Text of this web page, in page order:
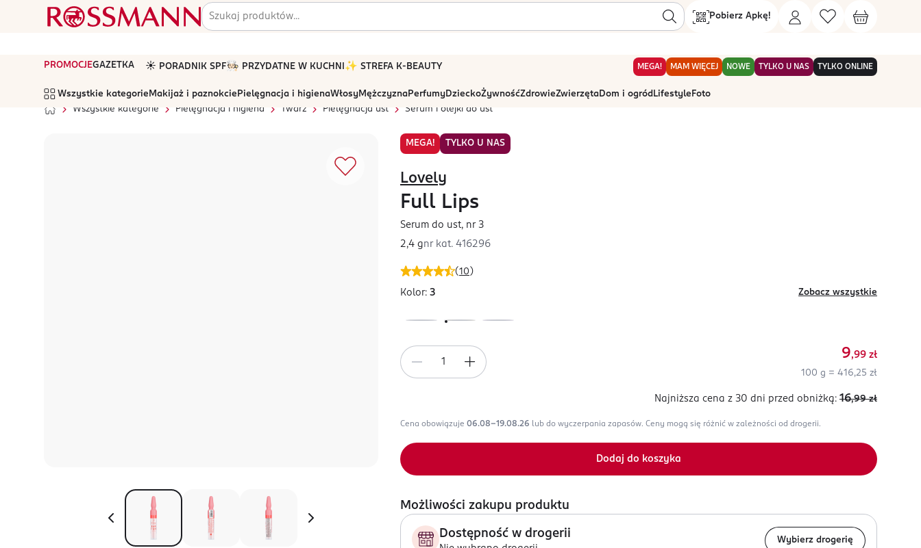
Pobierz Apkę!
PROMOCJEGAZETKA ☀️ PORADNIK SPF🧑🏻‍🍳 PRZYDATNE W KUCHNI ✨ STREFA K-BEAUTY MEGA! MAM WIĘCEJ NOWE TYLKO U NAS TYLKO ONLINE
Wszystkie kategorie Makijaż i paznokcie Pielęgnacja i higienaWłosyMężczyznaPerfumyDzieckoŻywnośćZdrowieZwierzętaDom i ogród Lifestyle Foto
Wszystkie kategorie
Pielęgnacja i higiena Twarz Pielęgnacja ust Serum i olejki do ust
MEGA! TYLKO U NAS
(10 )
Lovely
Full Lips
Serum do ust, nr 3
2,4 gnr kat. 416296
Kolor: 3 Zobacz wszystkie
9,99 zł
100 g = 416,25 zł
Najniższa cena z 30 dni przed obniżką: 16,99 zł
Cena obowiązuje 06.08-19.08.26 lub do wyczerpania zapasów. Ceny mogą się różnić w zależności od drogerii.
Dodaj do koszyka
Możliwości zakupu produktu
Dostępność w drogerii
Wybierz drogerię